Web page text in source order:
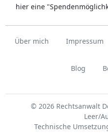
hier eine
Über mich Impressum
Blog
© 2026 Rechtsanwalt
Leer/
Technische